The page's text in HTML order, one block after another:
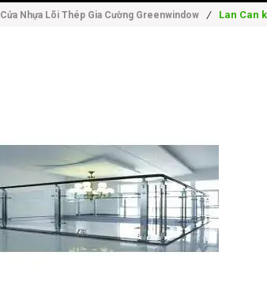
Cửa Nhựa Lõi Thép Gia Cường Greenwindow / Lan Can